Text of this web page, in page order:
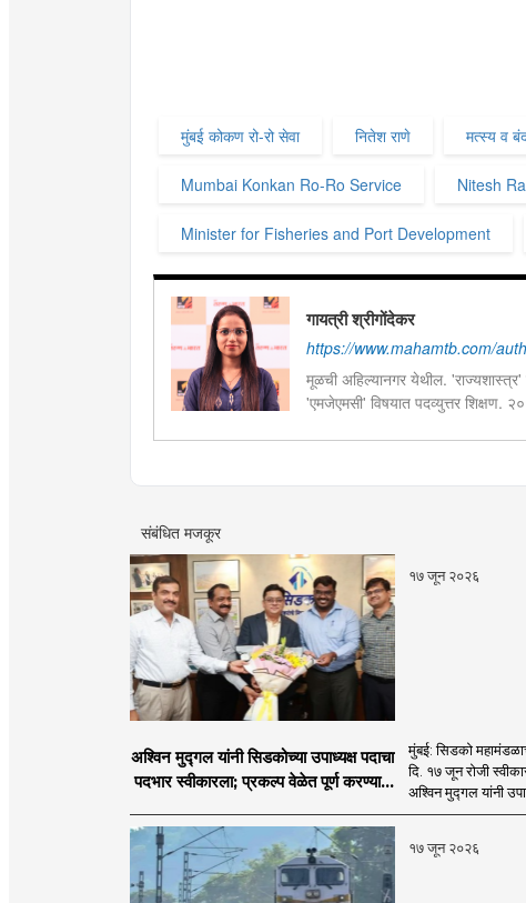
मुंबई कोकण रो-रो सेवा नितेश राणे मत्स्य व
Mumbai Konkan Ro-Ro Service Nitesh
Minister for Fisheries and Port Development
गायत्री श्रीगोंदेकर
https://www.mahamtb.com/
मूळची अहिल्यानगर येथील. 'राज्यशास्त्र'
'एमजेएमसी' विषयात पदव्युत्तर शिक्षण.
संबंधित मजकूर
१७ जून २०२६
अश्विन मुद्गल यांनी सिडकोच्या उपाध्यक्ष पदाचा
पदभार स्वीकारला; प्रकल्प वेळेत पूर्ण करण्यास
मुंबई: सिडको
दि. १७ जून रोजी
अश्विन मुद्गल यांनी
१७ जून २०२६